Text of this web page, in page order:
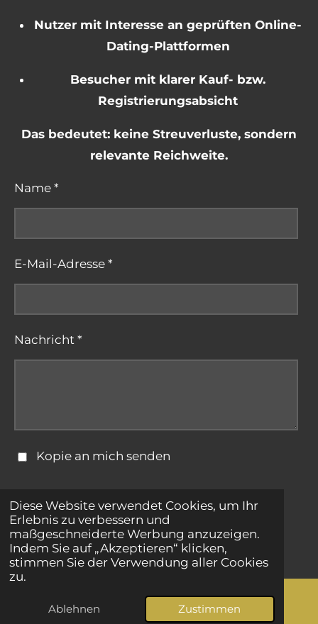
Diese Website verwendet Cookies, um Ihr
Erlebnis zu verbessern und
maßgeschneiderte Werbung anzuzeigen.
Indem Sie auf „Akzeptieren“ klicken,
stimmen Sie der Verwendung aller Cookies
zu.
Ablehnen Zustimmen
Nutzer mit Interesse an geprüften Online-
Dating-Plattformen
Besucher mit klarer Kauf- bzw.
Registrierungsabsicht
Das bedeutet: keine Streuverluste, sondern
relevante Reichweite.
Name *
E-Mail-Adresse *
Nachricht *
Kopie an mich senden
Formular absenden
© 2025 - 2026 bestepartnersuche.net